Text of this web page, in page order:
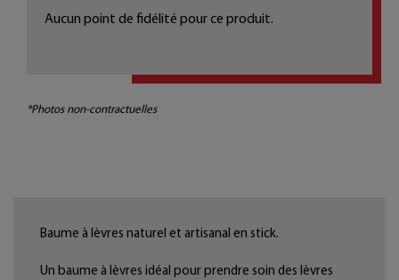
Aucun point de fidélité pour ce produit.
*Photos non-contractuelles
Baume à lèvres naturel et artisanal en stick.
Un baume à lèvres idéal pour prendre soin des lèvres